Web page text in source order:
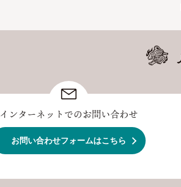
インターネットでのお問い合わせ
お問い合わせフォームはこちら